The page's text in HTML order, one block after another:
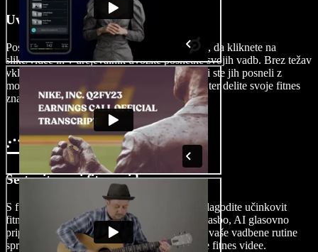
Uvozite svoj video
Postopek ustvarjanja fitnes videa začnite tako, da kliknete na
slike/videe in v urejevalnik uvozite posnetke svojih vadb. Brez težav
vključite svoje fitnes rutine, ne glede na to, ali ste jih posneli z
mobilno aplikacijo ali profesionalno opremo, ter delite svoje fitnes
znanje s celim svetom.
Sestavite svoj fitnes video
S funkcijo povleci in spusti (drag & drop) prilagodite učinkovit
fitnes video. Dodajte prehode, prekrivanja, glasbo, AI glasovno
pripoved, animirano besedilo in še več, da se vaše vadbene rutine
spremenijo v vizualno privlačne in učinkovite fitnes videe.